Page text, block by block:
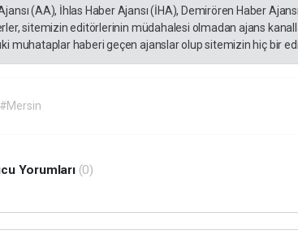
(AA), İhlas Haber Ajansı (İHA), Demirören Haber
sitemizin editörlerinin müdahalesi olmadan ajans
muhataplar haberi geçen ajanslar olup sitemizin hiç bir
#Mersin
Yorumları (0)